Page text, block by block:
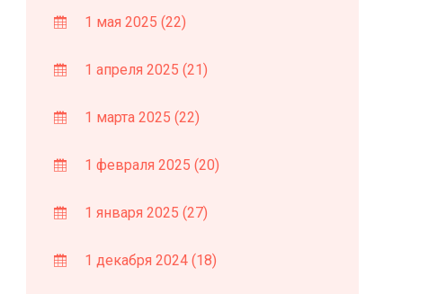
1 мая 2025 (22)
1 апреля 2025 (21)
1 марта 2025 (22)
1 февраля 2025 (20)
1 января 2025 (27)
1 декабря 2024 (18)